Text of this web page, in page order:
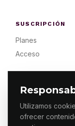
Utilizamos
ofrecer
SUSCRIPCIÓN
Planes
Acceso
© 2026 ES